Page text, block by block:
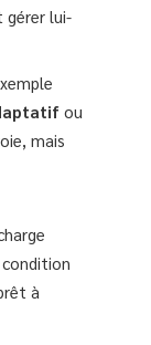
lui-
ou
mais
à